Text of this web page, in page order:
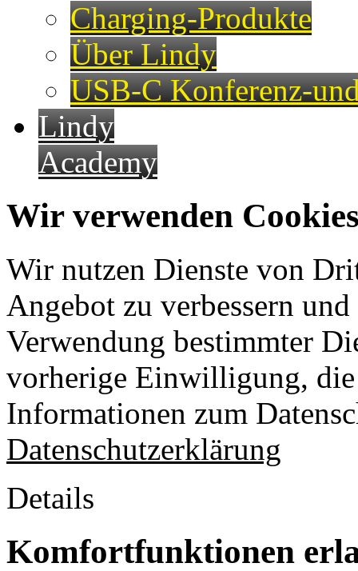
Charging-Produkte
Über Lindy
USB-C Konferenz-
Lindy
Academy
Wir verwenden
Wir nutzen Dienste von
Angebot zu verbessern
Verwendung bestimmter
vorherige Einwilligung,
Informationen zum
Datenschutzerklärung
Details
Komfortfunktionen